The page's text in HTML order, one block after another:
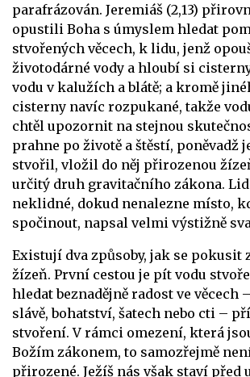
parafrázován. Jeremiáš (2,13)
opustili Boha s úmyslem hledat
stvořených věcech, k lidu, jenž
životodárné vody a hloubí si
vodu v kalužích a blátě; a kromě
cisterny navíc rozpukané, takže
chtěl upozornit na stejnou
prahne po životě a štěstí, poněvadž
stvořil, vložil do něj přirozenou
určitý druh gravitačního zákona.
neklidné, dokud nenalezne místo,
spočinout, napsal velmi výstižně
Existují dva způsoby, jak se pokusit
žízeň. První cestou je pít vodu
hledat beznadějně radost ve věcech
slávě, bohatství, šatech nebo cti –
stvoření. V rámci omezení, která
Božím zákonem, to samozřejmě
přirozené. Ježíš nás však staví před